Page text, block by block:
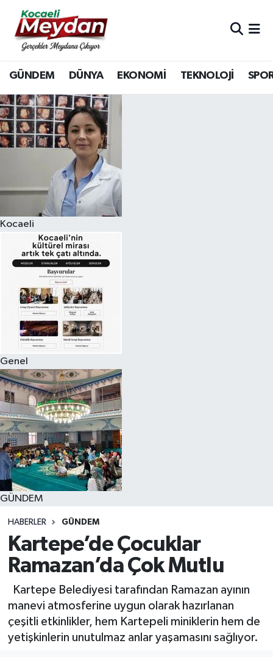
GÜNDEM DÜNYA EKONOMİ TEKNOLOJİ
Kocaeli
Genel
GÜNDEM
HABERLER GÜNDEM
Kartepe’de Çocuklar
Ramazan’da Çok Mutlu
Kartepe Belediyesi tarafından Ramazan ayının
manevi atmosferine uygun olarak hazırlanan
çeşitli etkinlikler, hem Kartepeli miniklerin hem de
yetişkinlerin unutulmaz anlar yaşamasını sağlıyor.
Nöbetçi Eczaneler
Hava Durumu
Trafik Durumu
Süper Lig Puan Durumu ve Fikstür
Tüm Manşetler
Son Dakika Haberleri
Haber Arşivi